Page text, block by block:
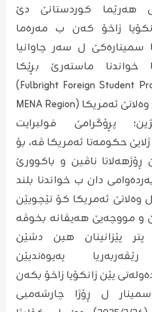
هەرێما کوردستانێ دێ
زاخۆ کەن ب مەرەما
سمینارەکێ ل سەر چاوانیا
خواندنا ماستەرێ بڕێکا
(Fulbright Foreign Student
پڕۆگرامێ فولبرایت
حكومەتا ئەمریكا ڤە، بۆ
ڕۆژهەلاتا ناڤین و باكوورێ
دان ب خواندنا بلند
ئەمریكا كۆ تێچویێن
و مووچەیێ هەیڤانە بخوڤە
پێزانینان هین دشێن
پەیوەندیێن
ل ڕۆژا چارشەمبی